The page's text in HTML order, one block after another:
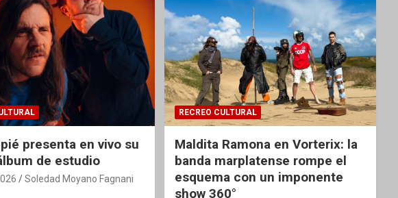
presenta en vivo su
de estudio
Soledad Moyano Fagnani
RECREO CULTURAL
Maldita Ramona en Vorterix: la
banda marplatense rompe el
esquema con un imponente
show 360°